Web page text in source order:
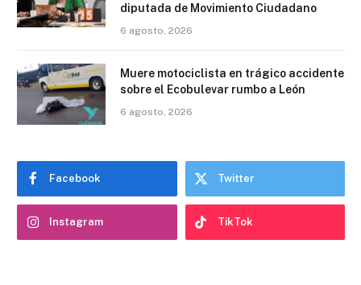
diputada de Movimiento Ciudadano
6 agosto, 2026
Muere motociclista en trágico accidente
sobre el Ecobulevar rumbo a León
6 agosto, 2026
Facebook Twitter
Instagram TikTok